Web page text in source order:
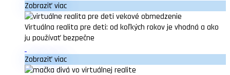
Zobraziť viac
Virtuálna realita pre deti: od koľkých rokov je vhodná a ako
ju používať bezpečne
Zobraziť viac